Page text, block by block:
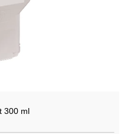
300 ml